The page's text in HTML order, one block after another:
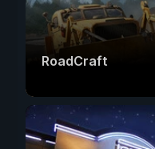
RoadCraft